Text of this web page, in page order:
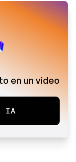
en un video
IA